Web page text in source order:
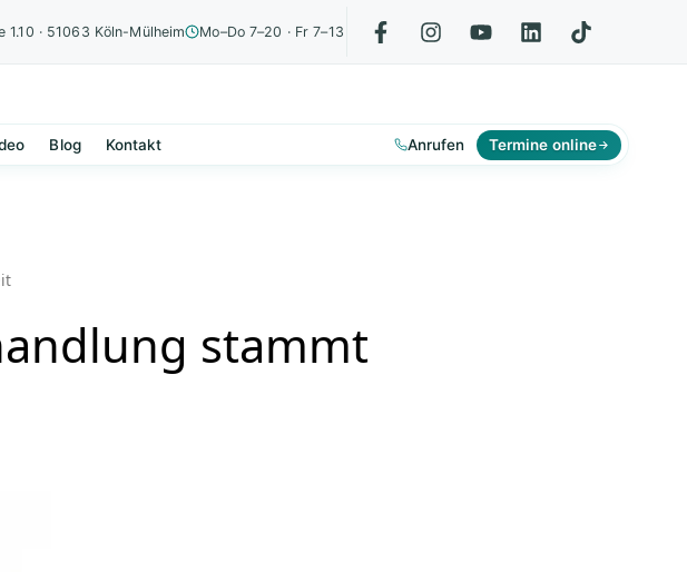
· 51063 Köln-Mülheim Mo–Do 7–20 · Fr 7–13
Blog Kontakt Anrufen Termine online
stammt